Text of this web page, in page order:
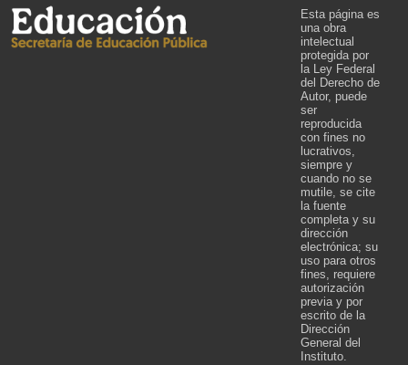
Esta página es
una obra
intelectual
protegida por
la Ley Federal
del Derecho de
Autor, puede
ser
reproducida
con fines no
lucrativos,
siempre y
cuando no se
mutile, se cite
la fuente
completa y su
dirección
electrónica; su
uso para otros
fines, requiere
autorización
previa y por
escrito de la
Dirección
General del
Instituto.